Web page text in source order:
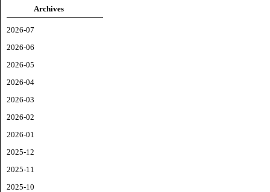
Archives
2026-07
2026-06
2026-05
2026-04
2026-03
2026-02
2026-01
2025-12
2025-11
2025-10